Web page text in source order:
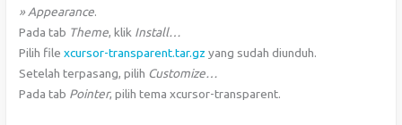
» Appearance.
Pada tab Theme, klik Install…
Pilih filexcursor-transparent.tar.gz yang sudah diunduh.
Setelah terpasang, pilih Customize…
Pada tab Pointer, pilih tema xcursor-transparent.